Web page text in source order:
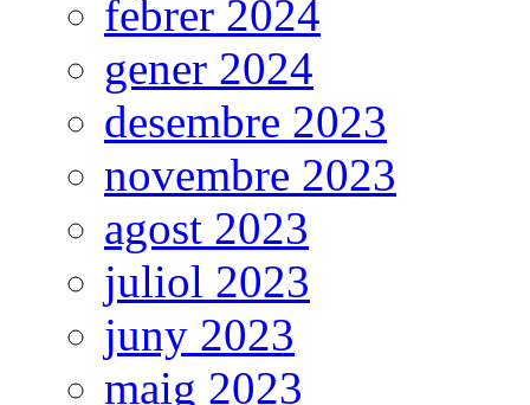
febrer 2024
gener 2024
desembre 2023
novembre 2023
agost 2023
juliol 2023
juny 2023
maig 2023